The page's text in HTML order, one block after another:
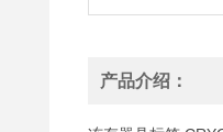
产品介绍：